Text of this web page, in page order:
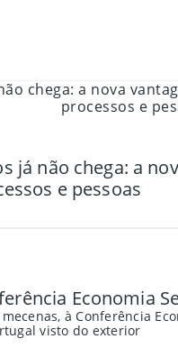
já não chega: a
e pessoas
Economia
à Conferência
visto do exterior